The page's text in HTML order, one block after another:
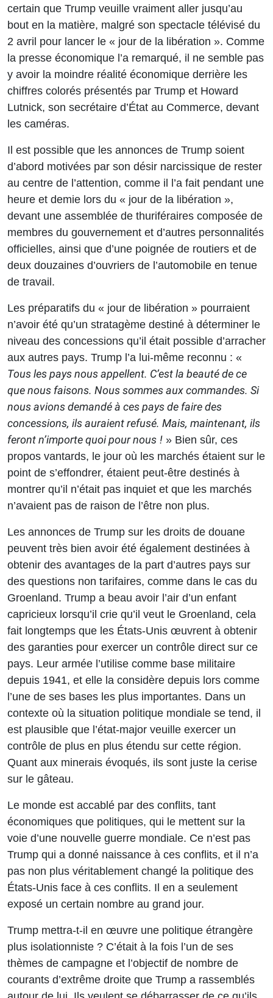
certain que Trump veuille vraiment aller jusqu’au
bout en la matière, malgré son spectacle télévisé du
2 avril pour lancer le « jour de la libération ». Comme
la presse économique l’a remarqué, il ne semble pas
y avoir la moindre réalité économique derrière les
chiffres colorés présentés par Trump et Howard
Lutnick, son secrétaire d’État au Commerce, devant
les caméras.
Il est possible que les annonces de Trump soient
d’abord motivées par son désir narcissique de rester
au centre de l’attention, comme il l’a fait pendant une
heure et demie lors du « jour de la libération »,
devant une assemblée de thuriféraires composée de
membres du gouvernement et d’autres personnalités
officielles, ainsi que d’une poignée de routiers et de
deux douzaines d’ouvriers de l’automobile en tenue
de travail.
Les préparatifs du « jour de libération » pourraient
n’avoir été qu’un stratagème destiné à déterminer le
niveau des concessions qu’il était possible d’arracher
aux autres pays. Trump l’a lui-même reconnu : «
Tous les pays nous appellent. C’est la beauté de ce
que nous faisons. Nous sommes aux commandes. Si
nous avions demandé à ces pays de faire des
concessions, ils auraient refusé. Mais, maintenant, ils
feront n’importe quoi pour nous ! » Bien sûr, ces
propos vantards, le jour où les marchés étaient sur le
point de s’effondrer, étaient peut-être destinés à
montrer qu’il n’était pas inquiet et que les marchés
n’avaient pas de raison de l’être non plus.
Les annonces de Trump sur les droits de douane
peuvent très bien avoir été également destinées à
obtenir des avantages de la part d’autres pays sur
des questions non tarifaires, comme dans le cas du
Groenland. Trump a beau avoir l’air d’un enfant
capricieux lorsqu’il crie qu’il veut le Groenland, cela
fait longtemps que les États-Unis œuvrent à obtenir
des garanties pour exercer un contrôle direct sur ce
pays. Leur armée l’utilise comme base militaire
depuis 1941, et elle la considère depuis lors comme
l’une de ses bases les plus importantes. Dans un
contexte où la situation politique mondiale se tend, il
est plausible que l’état-major veuille exercer un
contrôle de plus en plus étendu sur cette région.
Quant aux minerais évoqués, ils sont juste la cerise
sur le gâteau.
Le monde est accablé par des conflits, tant
économiques que politiques, qui le mettent sur la
voie d’une nouvelle guerre mondiale. Ce n’est pas
Trump qui a donné naissance à ces conflits, et il n’a
pas non plus véritablement changé la politique des
États-Unis face à ces conflits. Il en a seulement
exposé un certain nombre au grand jour.
Trump mettra-t-il en œuvre une politique étrangère
plus isolationniste ? C’était à la fois l’un de ses
thèmes de campagne et l’objectif de nombre de
courants d’extrême droite que Trump a rassemblés